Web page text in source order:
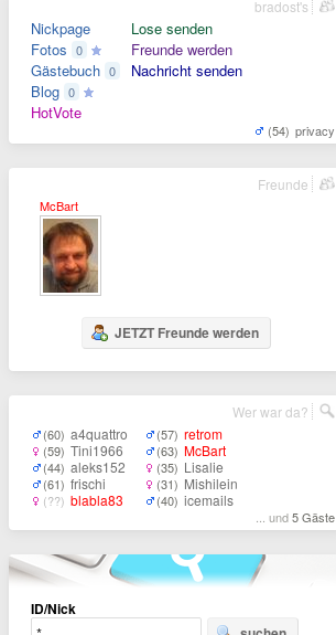
Nickpage
Fotos 0
Gästebuch 0
Blog 0
HotVote
Lose senden
Freunde werden
Nachricht senden
(54) privacy
bradost's
McBart
JETZT Freunde werden
Freunde
(60) a4quattro
(59) Tini1966
(44) aleks152
(61) frischi
(??) blabla83
(57) retrom
(63) McBart
(35) Lisalie
(31) Mishilein
(40) icemails
... und5 Gäste
Wer war da?
ID/Nick